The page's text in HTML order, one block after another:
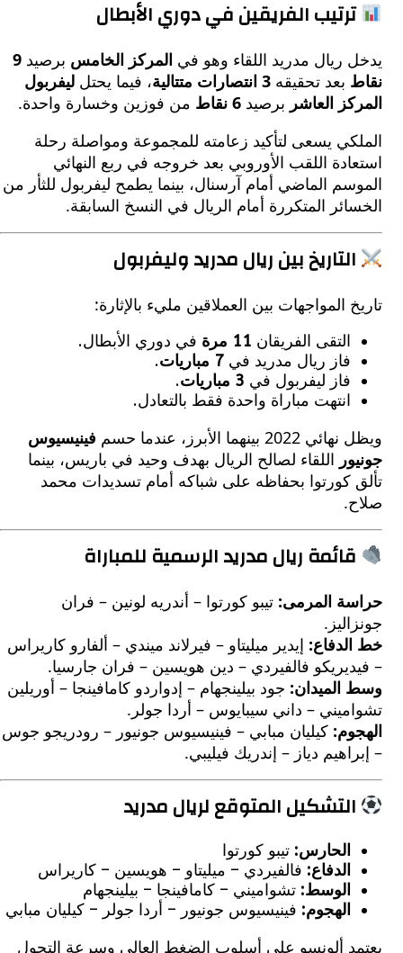
الفريقين في دوري الأبطال
ريال مدريد اللقاء وهو فيالمركز الخامسبرصيد 9
بعد تحقيقه 3 انتصارات متتالية ، فيما يحتلليفربول
العاشر برصيد 6 نقاط
من فوزين وخسارة واحدة.
يسعى لتأكيد زعامته للمجموعة ومواصلة رحلة
اللقب الأوروبي بعد خروجه في ربع النهائي
الماضي أمام آرسنال، بينما يطمح ليفربول للثأر من
المتكررة أمام الريال في النسخ السابقة.
بين ريال مدريد وليفربول
المواجهات بين العملاقين مليء بالإثارة:
التقى الفريقان11 مرة
في دوري الأبطال.
فاز ريال مدريد في7 مباريات
.
فاز ليفربول في3 مباريات
.
انتهت مباراة واحدة فقط بالتعادل.
الأبرز، عندما حسم
فينيسيوس
اللقاء لصالح الريال بهدف وحيد في باريس، بينما
كورتوا بحفاظه على شباكه أمام تسديدات محمد
ريال مدريد الرسمية للمباراة
المرمى:تيبو كورتوا – أندريه لونين – فران
إيدير ميليتاو – فيرلاند ميندي – ألفارو كاريراس
فالفيردي – دين هويسين – فران جارسيا.
جود بيلينجهام – إدواردو كامافينجا – أوريلين
– داني سيبايوس – أردا جولر.
كيليان مبابي – فينيسيوس جونيور – رودريجو جوس
دياز – إندريك فيليبي.
المتوقع لريال مدريد
الحارس:تيبو كورتوا
الدفاع:
فالفيردي – ميليتاو – هويسين – كاريراس
الوسط:
تشواميني – كامافينجا – بيلينجهام
الهجوم:
فينيسيوس جونيور – أردا جولر – كيليان مبابي
ألونسو على أسلوب الضغط العالي وسرعة التحول